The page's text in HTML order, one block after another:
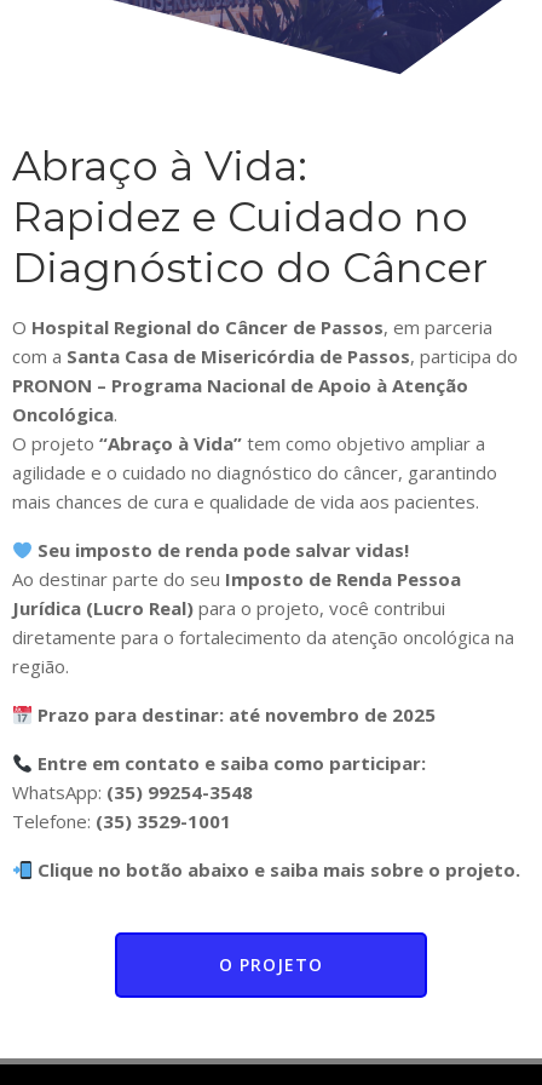
Abraço à Vida:
Rapidez e Cuidado no
Diagnóstico do Câncer
O Hospital Regional do Câncer de Passos, em parceria
com a Santa Casa de Misericórdia de Passos, participa do
PRONON – Programa Nacional de Apoio à Atenção
Oncológica.
O projeto “Abraço à Vida” tem como objetivo ampliar a
agilidade e o cuidado no diagnóstico do câncer, garantindo
mais chances de cura e qualidade de vida aos pacientes.
Seu imposto de renda pode salvar vidas!
Ao destinar parte do seu Imposto de Renda Pessoa
Jurídica (Lucro Real) para o projeto, você contribui
diretamente para o fortalecimento da atenção oncológica na
região.
Prazo para destinar: até novembro de 2025
Entre em contato e saiba como participar:
WhatsApp: (35) 99254-3548
Telefone: (35) 3529-1001
Clique no botão abaixo e saiba mais sobre o projeto.
O PROJETO